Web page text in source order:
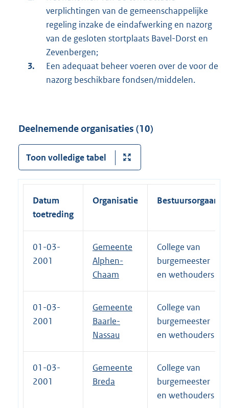
verplichtingen van de gemeenschappelijke
regeling inzake de eindafwerking en nazorg
van de gesloten stortplaats Bavel-Dorst en
Zevenbergen;
Een adequaat beheer voeren over de voor de
nazorg beschikbare fondsen/middelen.
Deelnemende organisaties (10)
Toon volledige tabel
Datum
toetreding
Organisatie Bestuursorgaan
01-03-
2001
Gemeente
Alphen-
Chaam
College van
burgemeester
en wethouders
01-03-
2001
Gemeente
Baarle-
Nassau
College van
burgemeester
en wethouders
01-03-
2001
Gemeente
Breda
College van
burgemeester
en wethouders